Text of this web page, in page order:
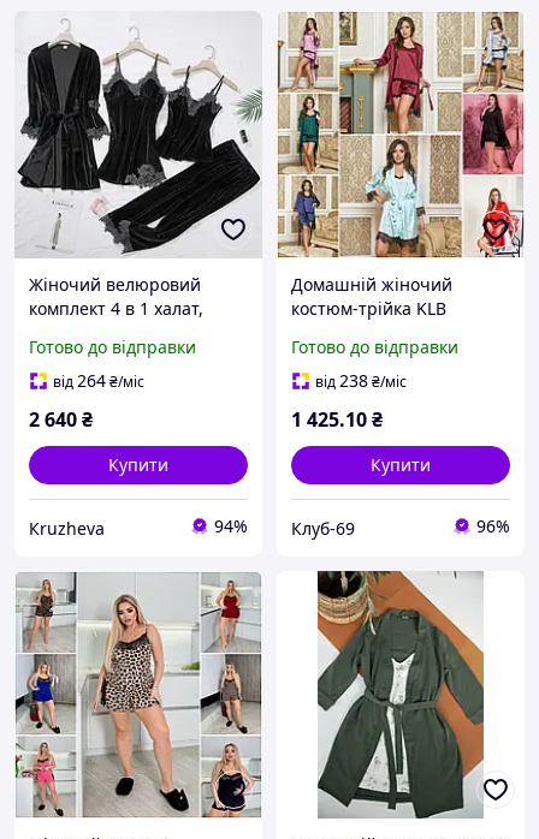
Жіночий велюровий
комплект 4 в 1 халат,
/ Домашній комплект
жіночий зі стрейчевого
Готово до відправки
від264₴/міс
2 640₴
Купити
Кruzheva 94%
Домашній жіночий
костюм-трійка KLB
Готово до відправки
від238₴/міс
1 425.10₴
Купити
Клуб-69 96%